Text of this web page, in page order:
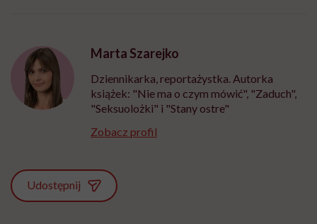
Marta Szarejko
Dziennikarka, reportażystka. Autorka
książek: "Nie ma o czym mówić", "Zaduch",
"Seksuolożki" i "Stany ostre"
Zobacz profil
Udostępnij